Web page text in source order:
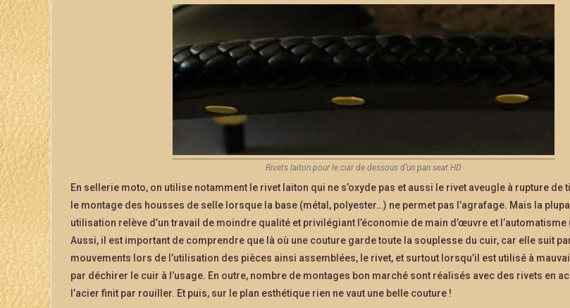
Rivets laiton pour le cuir de dessous d’un pan seat HD
En sellerie moto, on utilise notamment le rivet laiton qui ne s’oxyde pas et aussi le rivet aveugle à rupture de
le montage des housses de selle lorsque la base (métal, polyester…) ne permet pas l’agrafage. Mais la
utilisation relève d’un travail de moindre qualité et privilégiant l’économie de main d’œuvre et
Aussi, il est important de comprendre que là où une couture garde toute la souplesse du cuir, car elle suit
mouvements lors de l’utilisation des pièces ainsi assemblées, le rivet, et surtout lorsqu’il est utilisé à
par déchirer le cuir à l’usage. En outre, nombre de montages bon marché sont réalisés avec des rivets en
l’acier finit par rouiller. Et puis, sur le plan esthétique rien ne vaut une belle couture !